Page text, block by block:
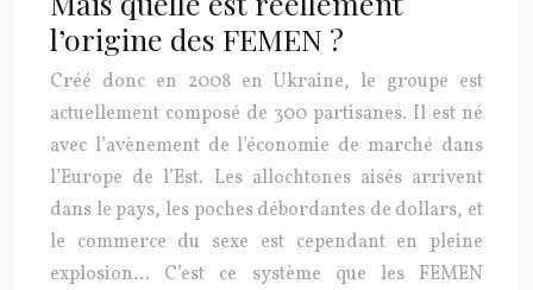
l’origine des FEMEN ?
Créé donc en 2008 en Ukraine, le groupe est
actuellement composé de 300 partisanes. Il est né
avec l’avènement de l’économie de marché dans
l’Europe de l’Est. Les allochtones aisés arrivent
dans le pays, les poches débordantes de dollars, et
le commerce du sexe est cependant en pleine
explosion… C’est ce système que les FEMEN